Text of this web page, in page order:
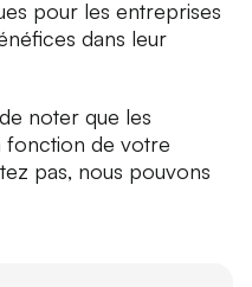
pour les entreprises
dans leur
noter que les
fonction de votre
pas, nous pouvons